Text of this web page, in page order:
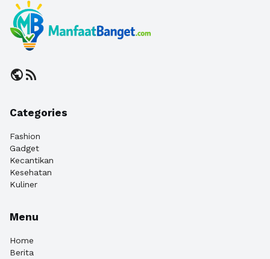
publicrss_feed
Categories
Fashion
Gadget
Kecantikan
Kesehatan
Kuliner
Menu
Home
Berita